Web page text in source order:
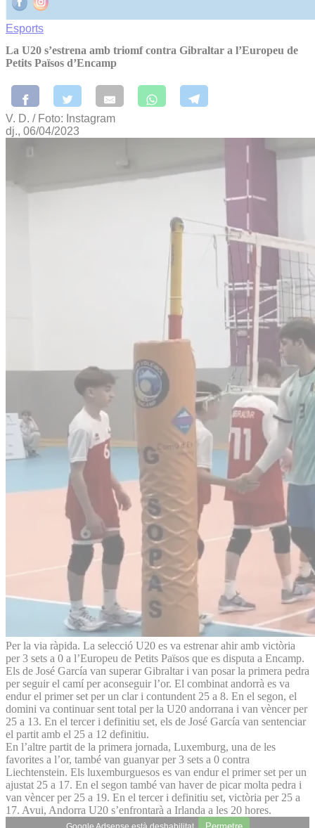
Esports
La U20 s’estrena amb triomf contra Gibraltar a l’Europeu de
Petits Països d’Encamp
V. D. / Foto: Instagram
dj., 06/04/2023
Per la via ràpida. La selecció U20 es va estrenar ahir amb victòria
per 3 sets a 0 a l’Europeu de Petits Països que es disputa a Encamp.
Els de José García van superar Gibraltar i van posar la primera pedra
per seguir el camí per aconseguir l’or. El combinat andorrà es va
endur el primer set per un clar i contundent 25 a 8. En el segon, el
domini va continuar sent total per la U20 andorrana i van vèncer per
25 a 13. En el tercer i definitiu set, els de José García van sentenciar
el partit amb el 25 a 12 definitiu.
En l’altre partit de la primera jornada, Luxemburg, una de les
favorites a l’or, també van guanyar per 3 sets a 0 contra
Liechtenstein. Els luxemburguesos es van endur el primer set per un
ajustat 25 a 17. En el segon també van haver de picar molta pedra i
van vèncer per 25 a 19. En el tercer i definitiu set, victòria per 25 a
17. Avui, Andorra U20 s’enfrontarà a Irlanda a les 20 hores.